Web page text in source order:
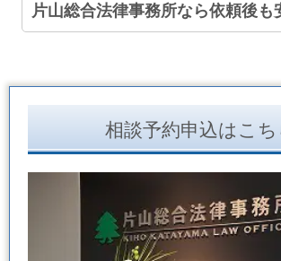
片山総合法律事務所なら依頼後も
相談予約申込はこち